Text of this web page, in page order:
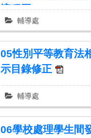
流程圖
輔導處
05性別平等教育法
示目錄修正
輔導處
06學校處理學生間